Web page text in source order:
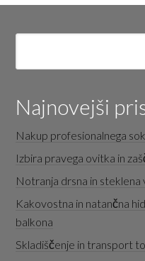
Najnovejši
Nakup profesionalnega
Izbira pravega ovitka in
Notranja drsna in
Kakovostna in natančna
balkona
Skladiščenje in transport